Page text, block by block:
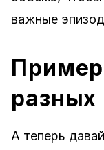
важные
разных
А теперь